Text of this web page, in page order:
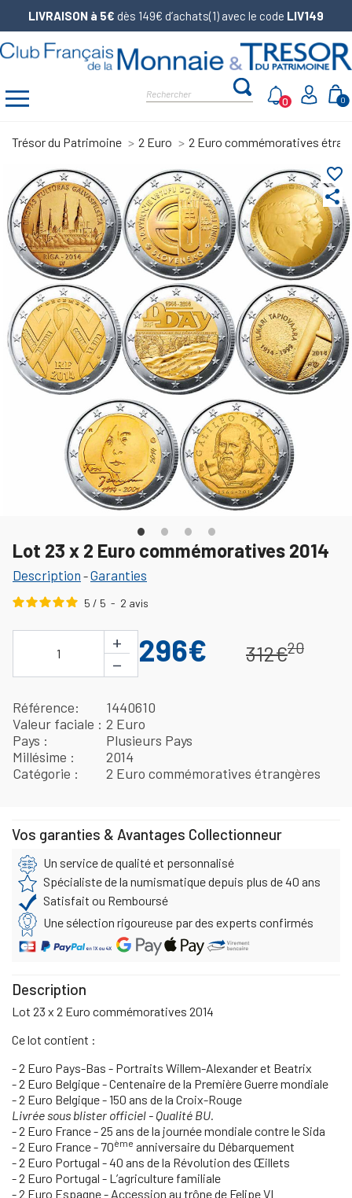
LIVRAISON à 5€ dès 149€ d’achats(1) avec le code LIV149
0
0
Trésor du Patrimoine 2 Euro 2 Euro commémoratives
share
favorite_border
Lot 23 x 2 Euro commémoratives 2014
Description -Garanties
5 / 5 - 2 avis
1
+
−
296€ 312€20
Référence
1440610
Valeur faciale
2 Euro
Pays
Plusieurs Pays
Millésime
2014
Catégorie
2 Euro commémoratives étrangères
Vos garanties & Avantages Collectionneur
Un service de qualité et personnalisé
Spécialiste de la numismatique depuis plus de 40 ans
Satisfait ou Remboursé
Une sélection rigoureuse par des experts confirmés
Description
Lot 23 x 2 Euro commémoratives 2014
Ce lot contient :
- 2 Euro Pays-Bas - Portraits Willem-Alexander et Beatrix
- 2 Euro Belgique - Centenaire de la Première Guerre mondiale
- 2 Euro Belgique - 150 ans de la Croix-Rouge
Livrée sous blister officiel - Qualité BU.
- 2 Euro France - 25 ans de la journée mondiale contre le Sida
- 2 Euro France - 70ème anniversaire du Débarquement
- 2 Euro Portugal - 40 ans de la Révolution des Œillets
- 2 Euro Portugal - L’agriculture familiale
- 2 Euro Espagne - Accession au trône de Felipe VI